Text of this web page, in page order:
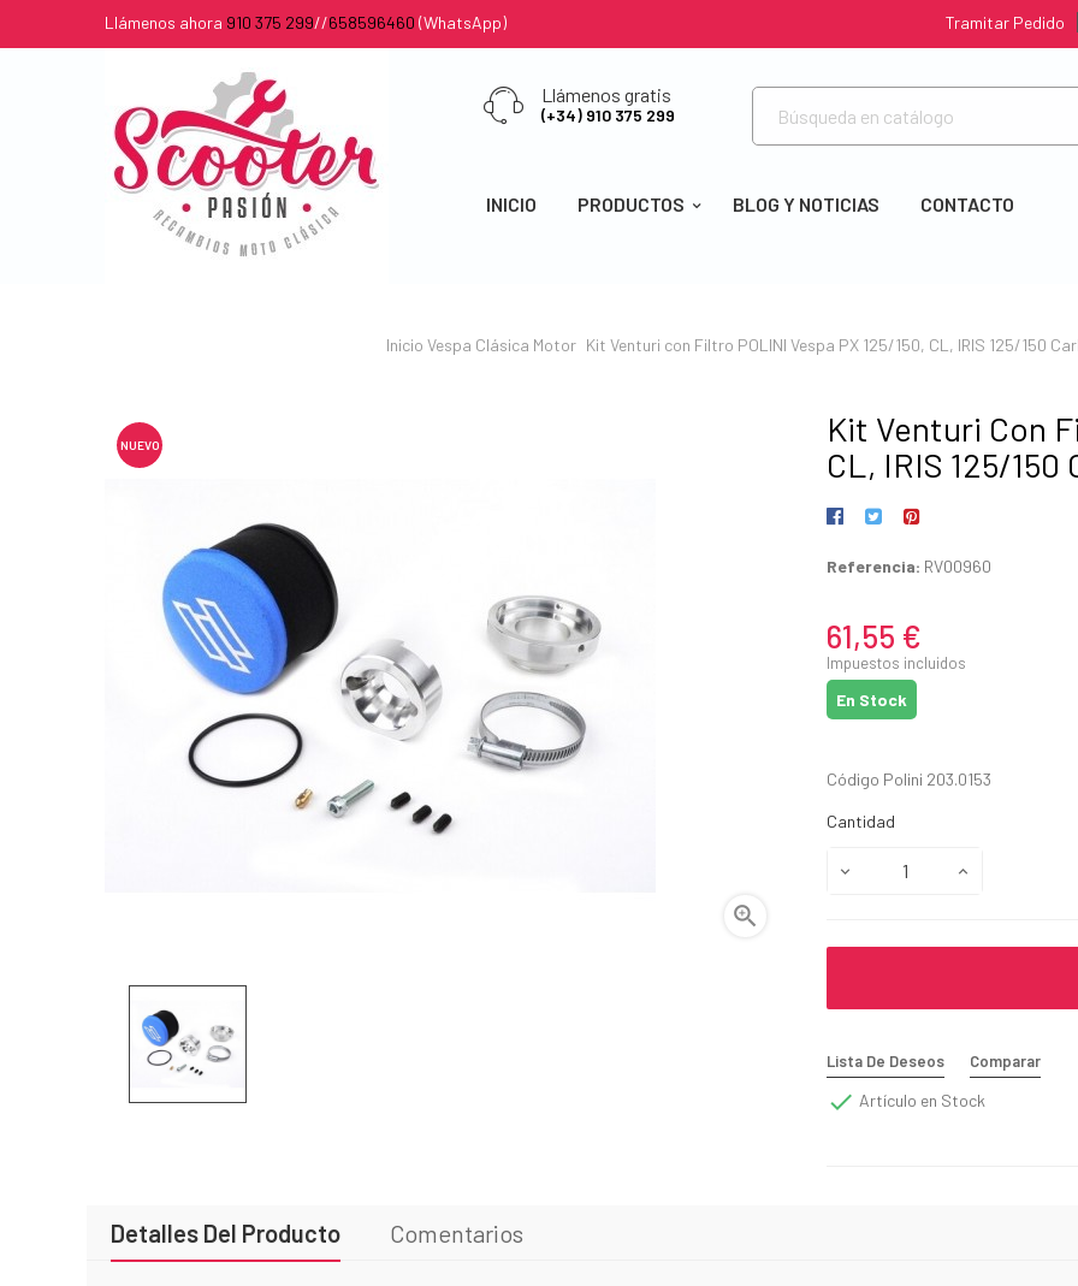
Llámenos ahora 910 375 299//658596460 (WhatsApp) Tramitar Pedido
Llámenos gratis
(+34) 910 375 299
INICIO PRODUCTOS BLOG Y NOTICIAS CONTACTO
Inicio Vespa Clásica Motor Kit Venturi con Filtro POLINI Vespa PX 125/150, CL, IRIS 125/150
NUEVO

Kit Venturi Con
CL, IRIS 125/
Referencia: RV00960
61,55 €
Impuestos incluidos
En Stock
Código Polini 203.0153
Cantidad
Lista De Deseos Comparar
 Artículo en Stock
Detalles Del Producto Comentarios